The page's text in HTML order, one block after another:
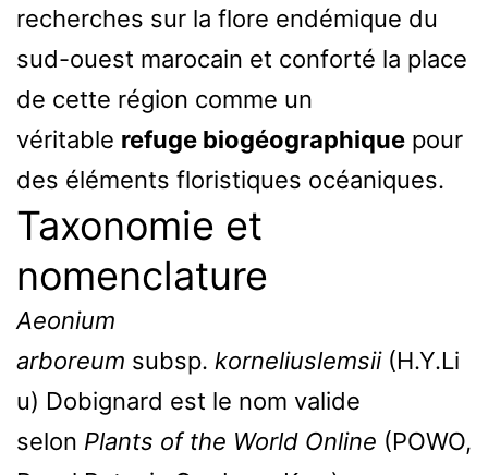
recherches sur la flore endémique du
sud-ouest marocain et conforté la place
de cette région comme un
véritable refuge biogéographique pour
des éléments floristiques océaniques.
Taxonomie et
nomenclature
Aeonium
arboreum subsp. korneliuslemsii(H.Y.Li
u) Dobignard est le nom valide
selon Plants of the World Online (POWO,